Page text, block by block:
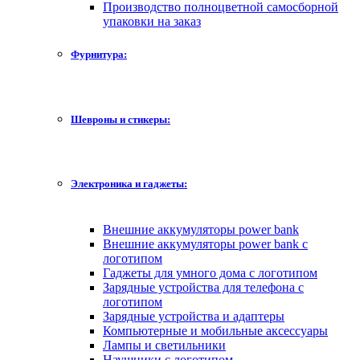
Производство полноцветной самосборной
упаковки на заказ
Фурнитура:
Шевроны и стикеры:
Электроника и гаджеты:
Внешние аккумуляторы power bank
Внешние аккумуляторы power bank с
логотипом
Гаджеты для умного дома с логотипом
Зарядные устройства для телефона с
логотипом
Зарядные устройства и адаптеры
Компьютерные и мобильные аксессуары
Лампы и светильники